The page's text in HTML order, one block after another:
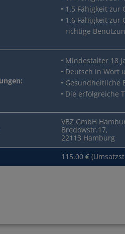
1.5 Fähigkeit zur
1.6 Fähigkeit
richtige
Mindestalter 18
Deutsch in Wort
Gesundheitliche
Die erfolgreiche
VBZ GmbH
Bredowstr.17,
22113 Hamburg
115.00 €